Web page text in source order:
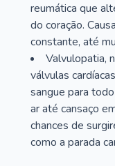
reumática que
do coração.
constante, até
Valvulopatia,
válvulas
sangue para
ar até cansaço
chances de
como a parada